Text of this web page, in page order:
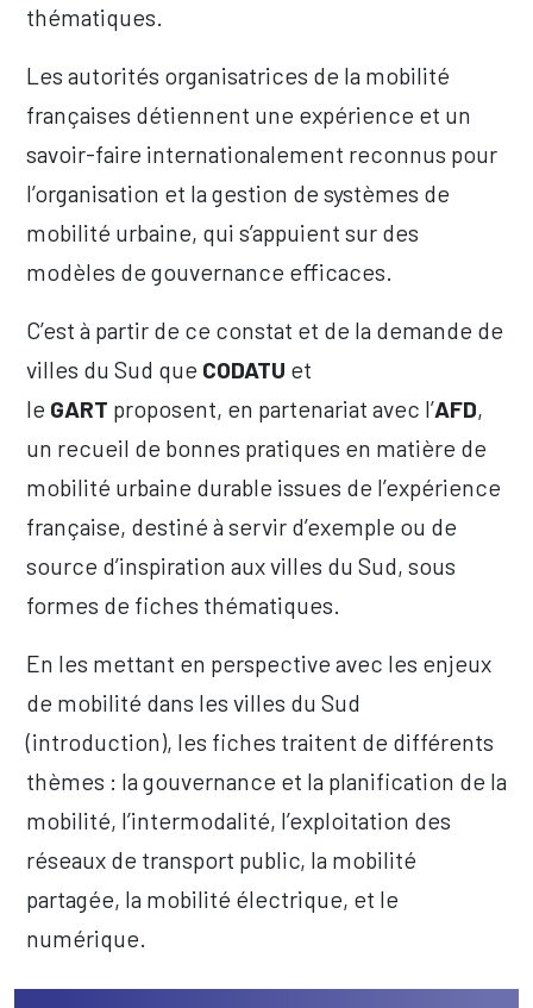
thématiques.
Les autorités organisatrices de la mobilité
françaises détiennent une expérience et un
savoir-faire internationalement reconnus pour
l’organisation et la gestion de systèmes de
mobilité urbaine, qui s’appuient sur des
modèles de gouvernance efficaces.
C’est à partir de ce constat et de la demande de
villes du Sud que CODATU et
le GART proposent, en partenariat avec l’AFD,
un recueil de bonnes pratiques en matière de
mobilité urbaine durable issues de l’expérience
française, destiné à servir d’exemple ou de
source d’inspiration aux villes du Sud, sous
formes de fiches thématiques.
En les mettant en perspective avec les enjeux
de mobilité dans les villes du Sud
(introduction), les fiches traitent de différents
thèmes : la gouvernance et la planification de la
mobilité, l’intermodalité, l’exploitation des
réseaux de transport public, la mobilité
partagée, la mobilité électrique, et le
numérique.